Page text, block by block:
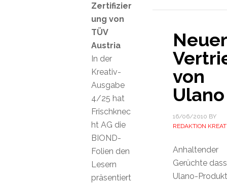
Neuer
von
Ulano
16/06/2010 BY
REDAKTION
Anhaltender
Gerüchte dass
Ulano-
Zertifizier
ung von
TÜV
Austria
In der
Kreativ-
Ausgabe
4/25 hat
Frischknec
ht AG die
BIOND-
Folien den
Lesern
präsentiert